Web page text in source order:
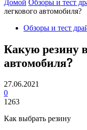
Домой Обзоры и тест
легкового автомобиля?
Обзоры и тест
Какую резину
автомобиля?
27.06.2021
0
1263
Как выбрать резину